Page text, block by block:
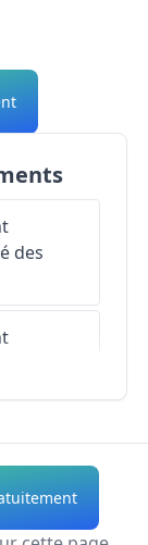
des
des